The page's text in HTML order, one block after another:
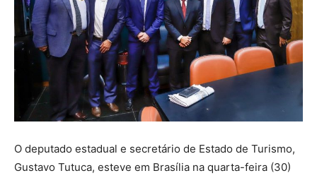
O deputado estadual e secretário de Estado de Turismo,
Gustavo Tutuca, esteve em Brasília na quarta-feira (30)